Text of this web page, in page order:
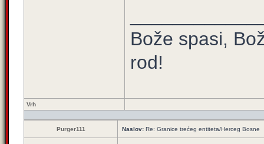
Bože spasi,
rod!
Vrh
Purger111 Naslov: Re: Granice trećeg entiteta/Herceg Bosne